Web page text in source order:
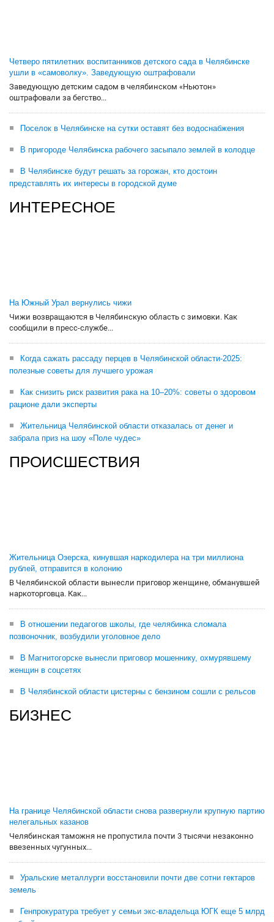
Четверо пятилетних воспитанников детского сада в Челябинске
ушли в «самоволку». Заведующую оштрафовали
Заведующую детским садом в челябинском «Ньютон»
оштрафовали за бегство...
Поселок в Челябинске на сутки оставят без водоснабжения
В пригороде Челябинска рабочего засыпало землей в колодце
В Челябинске будут решать за горожан, кто достоин
представлять их интересы в городской думе
ИНТЕРЕСНОЕ
На Южный Урал вернулись чижи
Чижи возвращаются в Челябинскую область с зимовки. Как
сообщили в пресс-службе...
Когда сажать рассаду перцев в Челябинской области-2025:
полезные советы для лучшего урожая
Как снизить риск развития рака на 10–20%: советы о здоровом
рационе дали эксперты
Жительница Челябинской области отказалась от денег и
забрала приз на шоу «Поле чудес»
ПРОИСШЕСТВИЯ
Жительница Озерска, кинувшая наркодилера на три миллиона
рублей, отправится в колонию
В Челябинской области вынесли приговор женщине, обманувшей
наркоторговца. Как...
В отношении педагогов школы, где челябинка сломала
позвоночник, возбудили уголовное дело
В Магнитогорске вынесли приговор мошеннику, охмурявшему
женщин в соцсетях
В Челябинской области цистерны с бензином сошли с рельсов
БИЗНЕС
На границе Челябинской области снова развернули крупную партию
нелегальных казанов
Челябинская таможня не пропустила почти 3 тысячи незаконно
ввезенных чугунных...
Уральские металлурги восстановили почти две сотни гектаров
земель
Генпрокуратура требует у семьи экс-владельца ЮГК еще 5 млрд